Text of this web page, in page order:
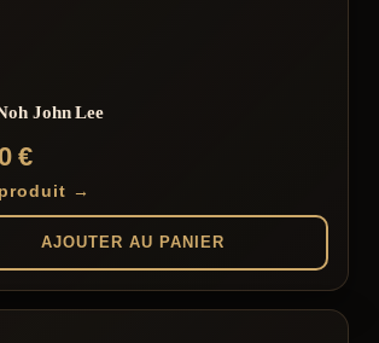
John Lee
€
→
AJOUTER AU PANIER